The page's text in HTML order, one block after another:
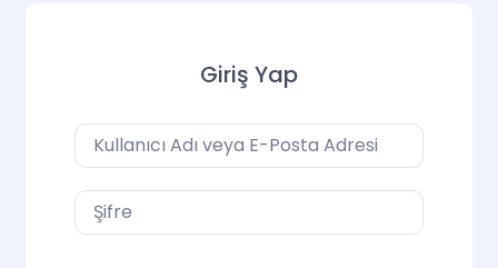
Giriş Yap